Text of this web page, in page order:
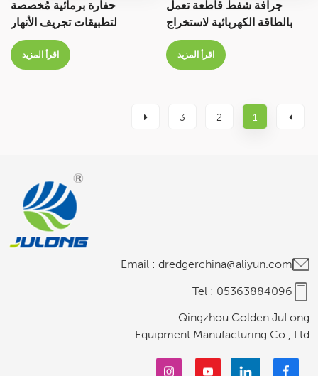
جرافة شفط قاطعة تعمل
بالطاقة الكهربائية لاستخراج
الرمال لمشروع ميناء نهري
وبحيرة وبحر
اقرأ المزيد
حفارة برمائية مُخصصة
لتطبيقات تجريف الأنهار
والمستنقعات في الأراضي
الرطبة
اقرأ المزيد
1
2
3
Email : dredgerchina@aliyun.com
Tel : 05363884096
Qingzhou Golden JuLong
Equipment Manufacturing Co., Ltd